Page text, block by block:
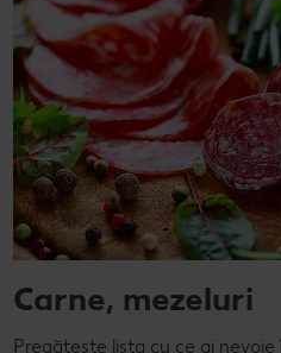
Carne, mezeluri
Pregătește lista cu ce ai nevoie